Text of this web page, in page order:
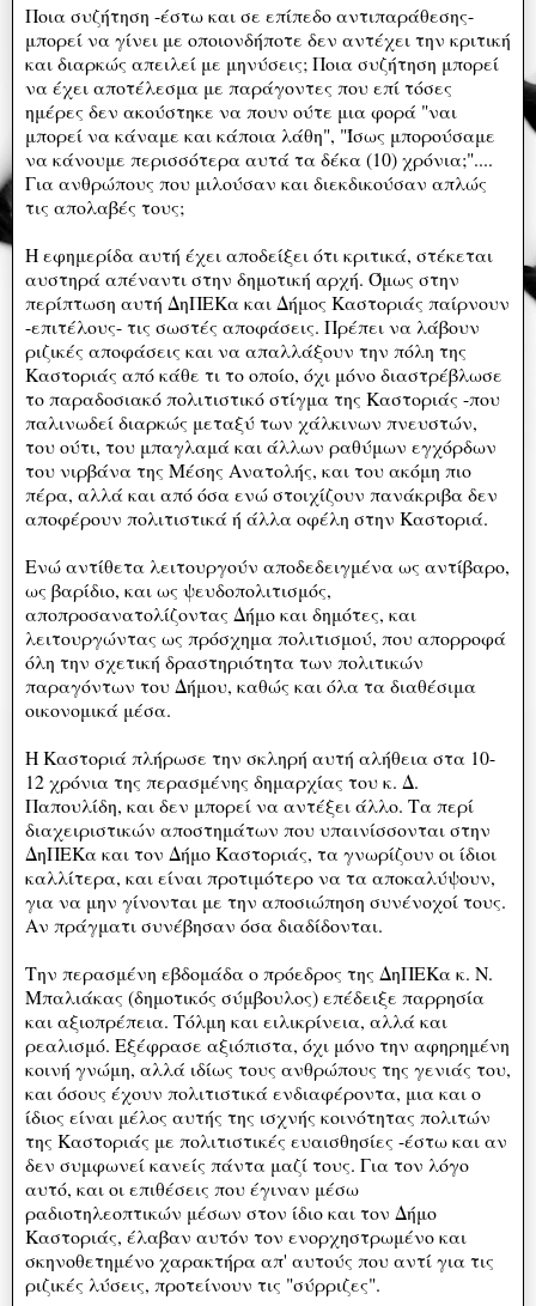
Ποια συζήτηση -έστω και σε επίπεδο αντιπαράθεσης-
μπορεί να γίνει με οποιονδήποτε δεν αντέχει την κριτική
και διαρκώς απειλεί με μηνύσεις; Ποια συζήτηση μπορεί
να έχει αποτέλεσμα με παράγοντες που επί τόσες
ημέρες δεν ακούστηκε να πουν ούτε μια φορά "ναι
μπορεί να κάναμε και κάποια λάθη", "Ίσως μπορούσαμε
να κάνουμε περισσότερα αυτά τα δέκα (10) χρόνια;"....
Για ανθρώπους που μιλούσαν και διεκδικούσαν απλώς
τις απολαβές τους;
Η εφημερίδα αυτή έχει αποδείξει ότι κριτικά, στέκεται
αυστηρά απέναντι στην δημοτική αρχή. Όμως στην
περίπτωση αυτή ΔηΠΕΚα και Δήμος Καστοριάς παίρνουν
-επιτέλους- τις σωστές αποφάσεις. Πρέπει να λάβουν
ριζικές αποφάσεις και να απαλλάξουν την πόλη της
Καστοριάς από κάθε τι το οποίο, όχι μόνο διαστρέβλωσε
το παραδοσιακό πολιτιστικό στίγμα της Καστοριάς -που
παλινωδεί διαρκώς μεταξύ των χάλκινων πνευστών,
του ούτι, του μπαγλαμά και άλλων ραθύμων εγχόρδων
του νιρβάνα της Μέσης Ανατολής, και του ακόμη πιο
πέρα, αλλά και από όσα ενώ στοιχίζουν πανάκριβα δεν
αποφέρουν πολιτιστικά ή άλλα οφέλη στην Καστοριά.
Ενώ αντίθετα λειτουργούν αποδεδειγμένα ως αντίβαρο,
ως βαρίδιο, και ως ψευδοπολιτισμός,
αποπροσανατολίζοντας Δήμο και δημότες, και
λειτουργώντας ως πρόσχημα πολιτισμού, που απορροφά
όλη την σχετική δραστηριότητα των πολιτικών
παραγόντων του Δήμου, καθώς και όλα τα διαθέσιμα
οικονομικά μέσα.
Η Καστοριά πλήρωσε την σκληρή αυτή αλήθεια στα 10-
12 χρόνια της περασμένης δημαρχίας του κ. Δ.
Παπουλίδη, και δεν μπορεί να αντέξει άλλο. Τα περί
διαχειριστικών αποστημάτων που υπαινίσσονται στην
ΔηΠΕΚα και τον Δήμο Καστοριάς, τα γνωρίζουν οι ίδιοι
καλλίτερα, και είναι προτιμότερο να τα αποκαλύψουν,
για να μην γίνονται με την αποσιώπηση συνένοχοί τους.
Αν πράγματι συνέβησαν όσα διαδίδονται.
Την περασμένη εβδομάδα ο πρόεδρος της ΔηΠΕΚα κ. Ν.
Μπαλιάκας (δημοτικός σύμβουλος) επέδειξε παρρησία
και αξιοπρέπεια. Τόλμη και ειλικρίνεια, αλλά και
ρεαλισμό. Εξέφρασε αξιόπιστα, όχι μόνο την αφηρημένη
κοινή γνώμη, αλλά ιδίως τους ανθρώπους της γενιάς του,
και όσους έχουν πολιτιστικά ενδιαφέροντα, μια και ο
ίδιος είναι μέλος αυτής της ισχνής κοινότητας πολιτών
της Καστοριάς με πολιτιστικές ευαισθησίες -έστω και αν
δεν συμφωνεί κανείς πάντα μαζί τους. Για τον λόγο
αυτό, και οι επιθέσεις που έγιναν μέσω
ραδιοτηλεοπτικών μέσων στον ίδιο και τον Δήμο
Καστοριάς, έλαβαν αυτόν τον ενορχηστρωμένο και
σκηνοθετημένο χαρακτήρα απ' αυτούς που αντί για τις
ριζικές λύσεις, προτείνουν τις "σύρριζες".